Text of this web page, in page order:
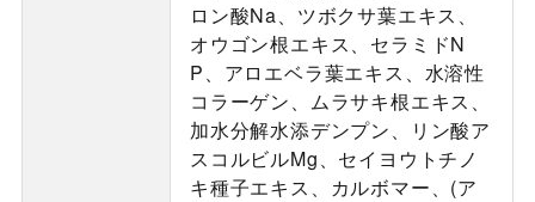
ロン酸Na、ツボクサ葉エキス、
オウゴン根エキス、セラミドN
P、アロエベラ葉エキス、水溶性
コラーゲン、ムラサキ根エキス、
加水分解水添デンプン、リン酸ア
スコルビルMg、セイヨウトチノ
キ種子エキス、カルボマー、(ア